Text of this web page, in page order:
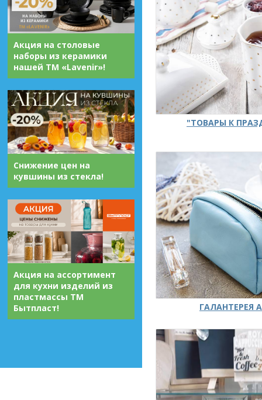
Акция на столовые
наборы из керамики
нашей ТМ «Lavenir»!
Снижение цен на
кувшины из стекла!
Акция на ассортимент
для кухни изделий из
пластмассы ТМ
Бытпласт!
"ТОВАРЫ К
ГАЛАНТЕРЕЯ